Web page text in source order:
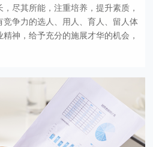
尽其所能，注重培养，提升素质，
争力的选人、用人、育人、留人体
神，给予充分的施展才华的机会，